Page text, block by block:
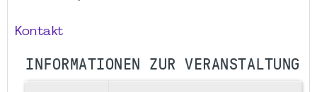
Kontakt
INFORMATIONEN ZUR VERANSTALTUNG